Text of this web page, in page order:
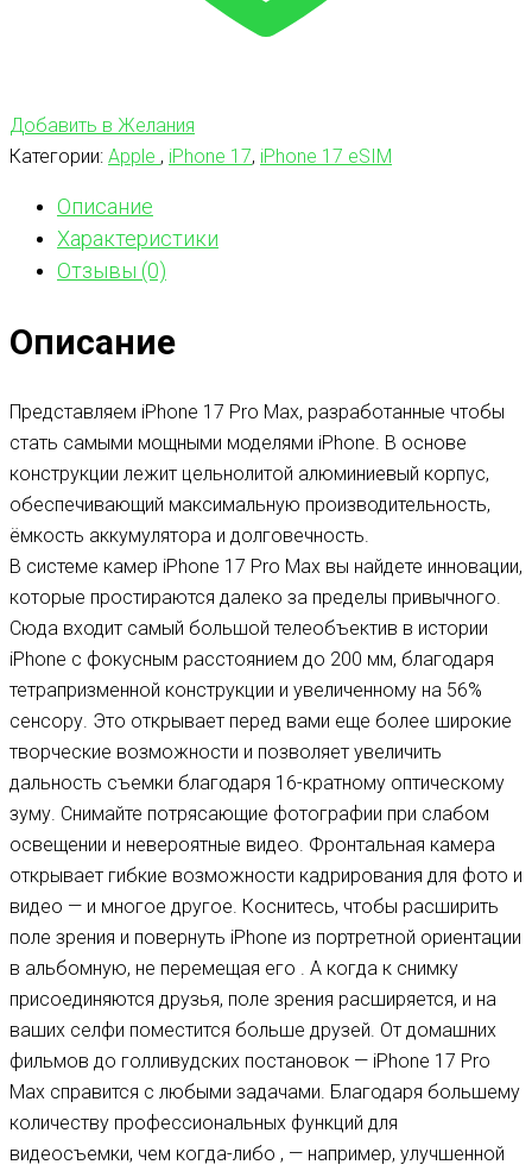
Добавить в Желания
Категории: Apple , iPhone 17, iPhone 17 eSIM
Описание
Характеристики
Отзывы (0)
Описание
Представляем iPhone 17 Pro Max, разработанные чтобы
стать самыми мощными моделями iPhone. В основе
конструкции лежит цельнолитой алюминиевый корпус,
обеспечивающий максимальную производительность,
ёмкость аккумулятора и долговечность.
В системе камер iPhone 17 Pro Max вы найдете инновации,
которые простираются далеко за пределы привычного.
Сюда входит самый большой телеобъектив в истории
iPhone с фокусным расстоянием до 200 мм, благодаря
тетрапризменной конструкции и увеличенному на 56%
сенсору. Это открывает перед вами еще более широкие
творческие возможности и позволяет увеличить
дальность съемки благодаря 16-кратному оптическому
зуму. Снимайте потрясающие фотографии при слабом
освещении и невероятные видео. Фронтальная камера
открывает гибкие возможности кадрирования для фото и
видео — и многое другое. Коснитесь, чтобы расширить
поле зрения и повернуть iPhone из портретной ориентации
в альбомную, не перемещая его . А когда к снимку
присоединяются друзья, поле зрения расширяется, и на
ваших селфи поместится больше друзей. От домашних
фильмов до голливудских постановок — iPhone 17 Pro
Max справится с любыми задачами. Благодаря большему
количеству профессиональных функций для
видеосъемки, чем когда-либо , — например, улучшенной